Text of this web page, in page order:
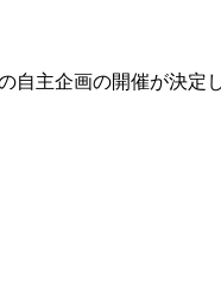
主企画の開催が決